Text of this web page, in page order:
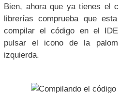
Aquí debes crear una carpeta
de ella pega los archivos
dht_nonblocking.h
que
que vimos anteriormente.